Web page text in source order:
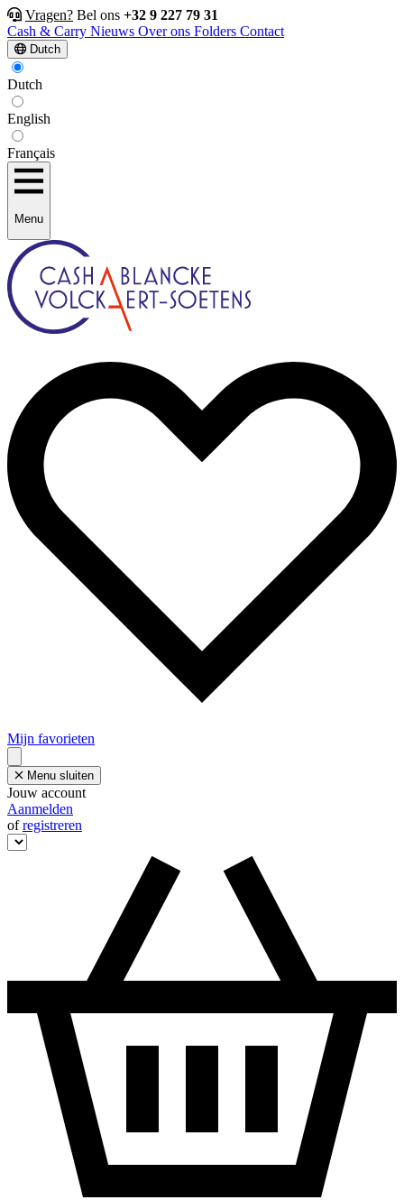
Vragen? Bel ons +32 9 227 79 31
Cash & Carry Nieuws Over ons Folders Contact
Dutch
Dutch
English
Français
Menu
Mijn favorieten
Menu sluiten
Jouw account
Aanmelden
ofregistreren